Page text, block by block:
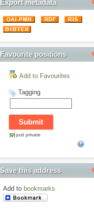
Export metadata
Favourite positions
Add to Favourites
Tagging
just private
Save this address
Add to bookmarks